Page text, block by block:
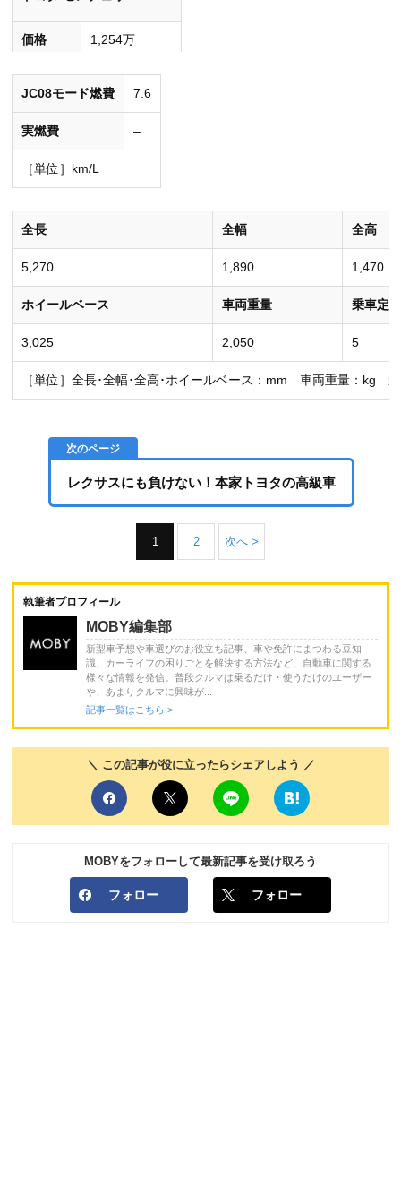
価格 1,254万
［単位］円（消費税込み）
JC08モード燃費 7.6
実燃費 –
［単位］km/L
全長 全幅 全高
5,270 1,890 1,470
ホイールベース 車両重量 乗車定員
3,025 2,050 5
［単位］全長･全幅･全高･ホイールベース：mm 車両重量：kg
レクサスにも負けない！本家トヨタの高級車
1 2 次へ >
執筆者プロフィール
MOBY編集部
新型車予想や車選びのお役立ち記事、車や免許にまつわる豆知
識、カーライフの困りごとを解決する方法など、自動車に関する
様々な情報を発信。普段クルマは乗るだけ・使うだけのユーザー
や、あまりクルマに興味が...
記事一覧はこちら >
＼ この記事が役に立ったらシェアしよう ／
MOBYをフォローして最新記事を受け取ろう
フォロー フォロー